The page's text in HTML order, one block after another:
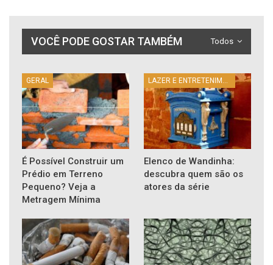
Todos
VOCÊ PODE GOSTAR TAMBÉM
GERAL
É Possível Construir um
Prédio em Terreno
Pequeno? Veja a
Metragem Mínima
LAZER E ENTRETENIMENTO
Elenco de Wandinha:
descubra quem são os
atores da série